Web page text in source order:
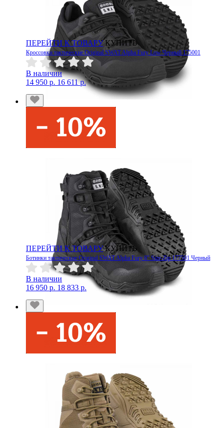
ПЕРЕЙТИ К ТОВАРУ КУПИТЬ
Кроссовки тактические Original SWAT Alpha Fury Low Черный 175001
В наличии
14 950 р. 16 611 р.
ПЕРЕЙТИ К ТОВАРУ КУПИТЬ
Ботинки тактические Original SWAT Alpha Fury 8" Size-Zip 177501 Черный
В наличии
16 950 р. 18 833 р.